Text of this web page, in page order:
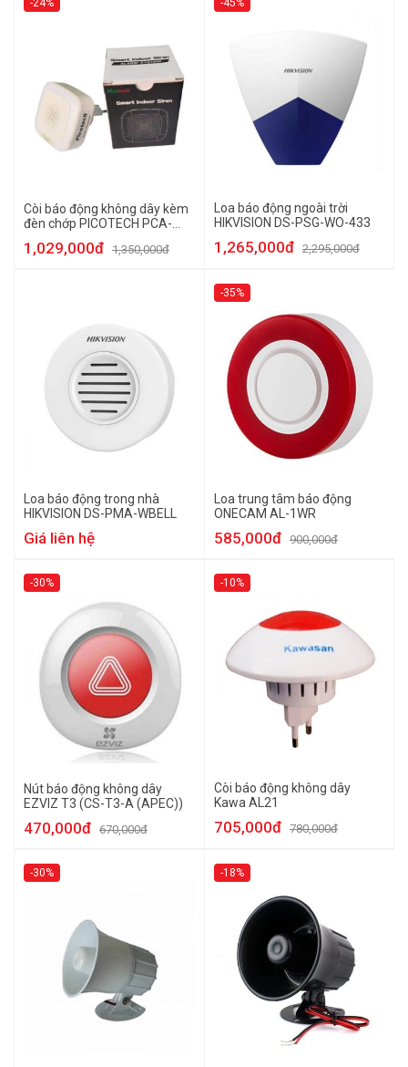
-24%
Còi báo động không dây kèm
đèn chớp PICOTECH PCA-
1,029,000đ 1,350,000đ
-45%
Loa báo động ngoài trời
HIKVISION DS-PSG-WO-433
1,265,000đ 2,295,000đ
Loa báo động trong nhà
HIKVISION DS-PMA-WBELL
Giá liên hệ
-35%
Loa trung tâm báo động
ONECAM AL-1WR
585,000đ 900,000đ
-30%
Nút báo động không dây
EZVIZ T3 (CS-T3-A (APEC))
470,000đ 670,000đ
-10%
Còi báo động không dây
Kawa AL21
705,000đ 780,000đ
-30% -18%